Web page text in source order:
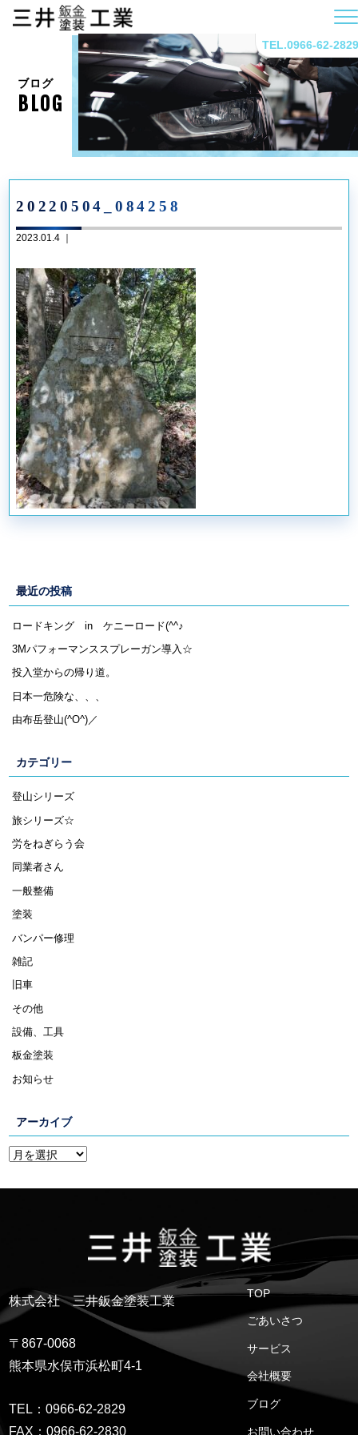
TEL.0966-62-2829
ブログ
BLOG
20220504_084258
2023.01.4 ｜
最近の投稿
ロードキング in ケニーロード(^^♪
3Mパフォーマンススプレーガン導入☆
投入堂からの帰り道。
日本一危険な、、、
由布岳登山(^O^)／
カテゴリー
登山シリーズ
旅シリーズ☆
労をねぎらう会
同業者さん
一般整備
塗装
バンパー修理
雑記
旧車
その他
設備、工具
板金塗装
お知らせ
アーカイブ
株式会社 三井鈑金塗装工業
〒867-0068
熊本県水俣市浜松町4-1
TEL：0966-62-2829
FAX：0966-62-2830
TOP
ごあいさつ
サービス
会社概要
ブログ
お問い合わせ